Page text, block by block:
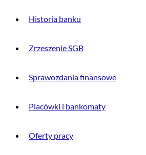
Historia banku
Zrzeszenie SGB
Sprawozdania finansowe
Placówki i bankomaty
Oferty pracy